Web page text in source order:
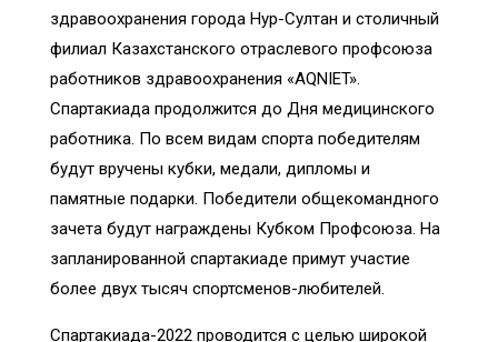
здравоохранения города Нур-Султан и столичный
филиал Казахстанского отраслевого профсоюза
работников здравоохранения «AQNIET».
Спартакиада продолжится до Дня медицинского
работника. По всем видам спорта победителям
будут вручены кубки, медали, дипломы и
памятные подарки. Победители общекомандного
зачета будут награждены Кубком Профсоюза. На
запланированной спартакиаде примут участие
более двух тысяч спортсменов-любителей.
Спартакиада-2022 проводится с целью широкой